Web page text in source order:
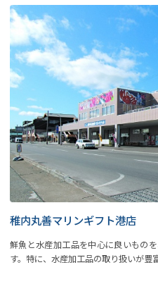
稚内丸善マリンギフト港店
鮮魚と水産加工品を中心に良いもの
す。特に、水産加工品の取り扱いが豊